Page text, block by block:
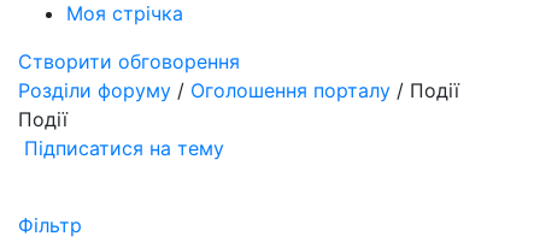
Моя стрічка
Створити обговорення
Розділи форуму / Оголошення порталу / Події
Події
Підписатися на тему
Фільтр